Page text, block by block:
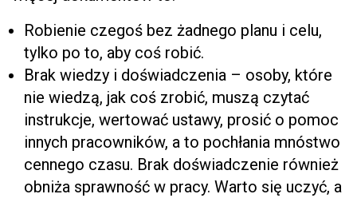
Robienie czegoś bez żadnego planu i celu,
tylko po to, aby coś robić.
Brak wiedzy i doświadczenia – osoby, które
nie wiedzą, jak coś zrobić, muszą czytać
instrukcje, wertować ustawy, prosić o pomoc
innych pracowników, a to pochłania mnóstwo
cennego czasu. Brak doświadczenie również
obniża sprawność w pracy. Warto się uczyć, a